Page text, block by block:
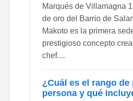
Marqués de Villamagna
de oro del Barrio de
Makoto es la primera
prestigioso concepto
chef....
¿Cuál es el rango
persona y qué